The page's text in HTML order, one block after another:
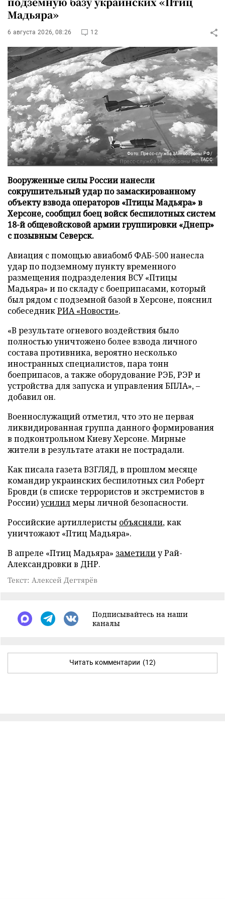
Мадьяра»
6 августа 2026, 08:26 12
Фото: Пресс-служба Минобороны РФ/
ТАСС
Вооруженные силы России нанесли
сокрушительный удар по замаскированному
объекту взвода операторов «Птицы Мадьяра» в
Херсоне, сообщил боец войск беспилотных систем
18-й общевойсковой армии группировки «Днепр»
с позывным Северск.
Авиация с помощью авиабомб ФАБ-500 нанесла
удар по подземному пункту временного
размещения подразделения ВСУ «Птицы
Мадьяра» и по складу с боеприпасами, который
был рядом с подземной базой в Херсоне, пояснил
собеседникРИА «Новости».
«В результате огневого воздействия было
полностью уничтожено более взвода личного
состава противника, вероятно несколько
иностранных специалистов, пара тонн
боеприпасов, а также оборудование РЭБ, РЭР и
устройства для запуска и управления БПЛА», –
добавил он.
Военнослужащий отметил, что это не первая
ликвидированная группа данного формирования
в подконтрольном Киеву Херсоне. Мирные
жители в результате атаки не пострадали.
Как писала газета ВЗГЛЯД, в прошлом месяце
командир украинских беспилотных сил Роберт
Бровди (в списке террористов и экстремистов в
России)усилилмеры личной безопасности.
Российские артиллеристы объясняли, как
уничтожают «Птиц Мадьяра».
В апреле «Птиц Мадьяра» заметилиу Рай-
Александровки в ДНР.
Текст: Алексей Дегтярёв
Подписывайтесь на наши
каналы
Читать комментарии (12)